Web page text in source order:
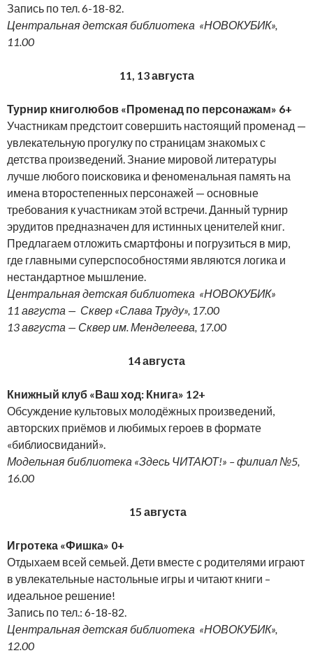
Запись по тел. 6-18-82.
Центральная детская библиотека «НОВОКУБИК»,
11.00
11, 13 августа
Турнир книголюбов «Променад по персонажам» 6+
Участникам предстоит совершить настоящий променад —
увлекательную прогулку по страницам знакомых с
детства произведений. Знание мировой литературы
лучше любого поисковика и феноменальная память на
имена второстепенных персонажей — основные
требования к участникам этой встречи. Данный турнир
эрудитов предназначен для истинных ценителей книг.
Предлагаем отложить смартфоны и погрузиться в мир,
где главными суперспособностями являются логика и
нестандартное мышление.
Центральная детская библиотека «НОВОКУБИК»
11 августа — Сквер «Слава Труду», 17.00
13 августа — Сквер им. Менделеева, 17.00
14 августа
Книжный клуб «Ваш ход: Книга» 12+
Обсуждение культовых молодёжных произведений,
авторских приёмов и любимых героев в формате
«библиосвиданий».
Модельная библиотека «Здесь ЧИТАЮТ!» – филиал №5,
16.00
15 августа
Игротека «Фишка» 0+
Отдыхаем всей семьей. Дети вместе с родителями играют
в увлекательные настольные игры и читают книги –
идеальное решение!
Запись по тел.: 6-18-82.
Центральная детская библиотека «НОВОКУБИК»,
12.00